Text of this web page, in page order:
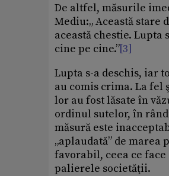
De altfel, măsurile
Mediu:„ Această
această chestie. Lupta
cine pe cine.”[3]
Lupta s-a deschis, iar
au comis crima. La
lor au fost lăsate în
ordinul sutelor, în
măsură este
„aplaudată” de
favorabil, ceea ce
palierele societăţii.